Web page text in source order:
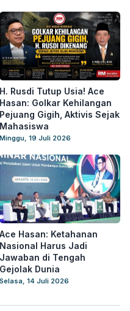
H. Rusdi Tutup Usia! Ace
Hasan: Golkar Kehilangan
Pejuang Gigih, Aktivis Sejak
Mahasiswa
Minggu, 19 Juli 2026
Ace Hasan: Ketahanan
Nasional Harus Jadi
Jawaban di Tengah
Gejolak Dunia
Selasa, 14 Juli 2026